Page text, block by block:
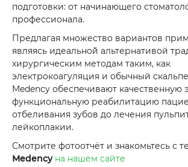
подготовки: от начинающего
профессионала.
Предлагая множество вариантов
являясь идеальной̆ альтернативой
хирургическим методам таким, как
электрокоагуляция и обычный
Medency обеспечивают качественную
функциональную реабилитацию
отбеливания зубов до лечения
лейкоплакии.
Смотрите фотоотчёт и знакомьтесь с
Medency на нашем сайте